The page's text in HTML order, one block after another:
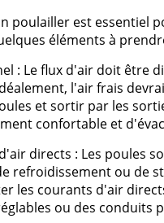
poulailler est essentiel
éléments à
: Le flux d'air doit être
l'air frais
et sortir par les
confortable et
directs : Les poules
refroidissement ou de
les courants d'air
ou des